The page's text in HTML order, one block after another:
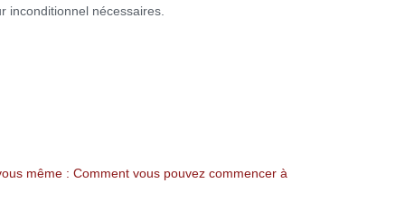
inconditionnel nécessaires.
même : Comment vous pouvez commencer à